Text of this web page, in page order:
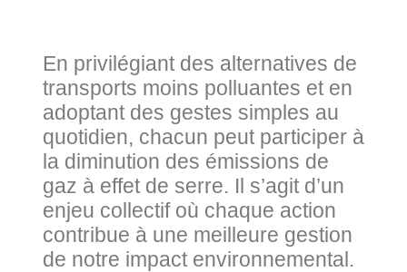
En privilégiant des alternatives de
transports moins polluantes et en
adoptant des gestes simples au
quotidien, chacun peut participer à
la diminution des émissions de
gaz à effet de serre. Il s’agit d’un
enjeu collectif où chaque action
contribue à une meilleure gestion
de notre impact environnemental.